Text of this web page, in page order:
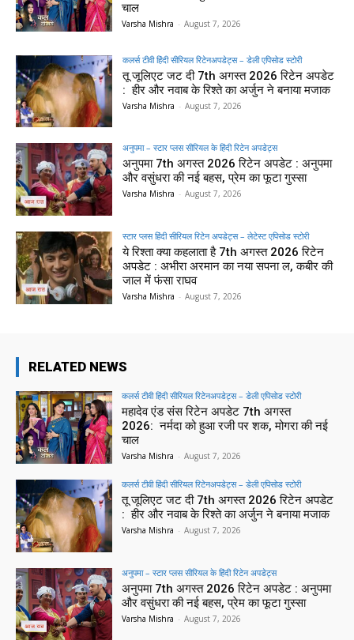
चाल
Varsha Mishra - August 7, 2026
कलर्स टीवी हिंदी सीरियल रिटेनअपडेट्स – डेली एपिसोड स्टोरी
तू जूलिएट जट दी 7th अगस्त 2026 रिटेन अपडेट
: हीर और नवाब के रिश्ते का अर्जुन ने बनाया मजाक
Varsha Mishra - August 7, 2026
अनुपमा – स्टार प्लस सीरियल के हिंदी रिटेन अपडेट्स
अनुपमा 7th अगस्त 2026 रिटेन अपडेट : अनुपमा
और वसुंधरा की नई बहस, प्रेम का फूटा गुस्सा
Varsha Mishra - August 7, 2026
स्टार प्लस हिंदी सीरियल रिटेन अपडेट्स – लेटेस्ट एपिसोड स्टोरी
ये रिश्ता क्या कहलाता है 7th अगस्त 2026 रिटेन
अपडेट : अभीरा अरमान का नया सपना ल, कबीर की
जाल में फंसा राघव
Varsha Mishra - August 7, 2026
RELATED NEWS
कलर्स टीवी हिंदी सीरियल रिटेनअपडेट्स – डेली एपिसोड स्टोरी
महादेव एंड संस रिटेन अपडेट 7th अगस्त
2026: नर्मदा को हुआ रजी पर शक, मोगरा की नई
चाल
Varsha Mishra - August 7, 2026
कलर्स टीवी हिंदी सीरियल रिटेनअपडेट्स – डेली एपिसोड स्टोरी
तू जूलिएट जट दी 7th अगस्त 2026 रिटेन अपडेट
: हीर और नवाब के रिश्ते का अर्जुन ने बनाया मजाक
Varsha Mishra - August 7, 2026
अनुपमा – स्टार प्लस सीरियल के हिंदी रिटेन अपडेट्स
अनुपमा 7th अगस्त 2026 रिटेन अपडेट : अनुपमा
और वसुंधरा की नई बहस, प्रेम का फूटा गुस्सा
Varsha Mishra - August 7, 2026